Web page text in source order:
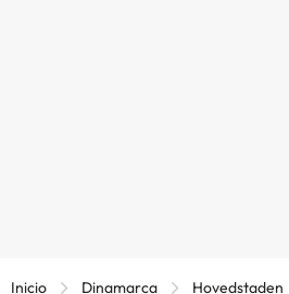
Inicio Dinamarca Hovedstaden